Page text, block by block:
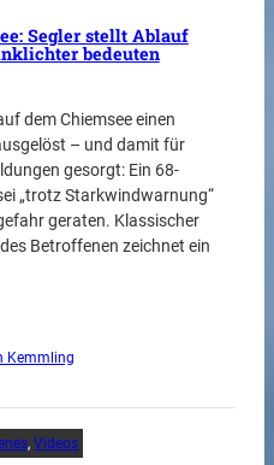
Segler stellt Ablauf
bedeuten
dem Chiemsee einen
– und damit für
gesorgt: Ein 68-
„trotz Starkwindwarnung“
geraten. Klassischer
Betroffenen zeichnet ein
Kemmling
, Videos